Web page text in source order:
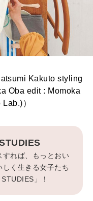
Kakuto styling
Oba edit : Momoka
）
すれば、もっとおい
しく生きる女子たち
」！